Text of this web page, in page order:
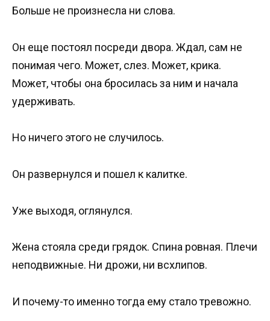
Больше не произнесла ни слова.
Он еще постоял посреди двора. Ждал, сам не
понимая чего. Может, слез. Может, крика.
Может, чтобы она бросилась за ним и начала
удерживать.
Но ничего этого не случилось.
Он развернулся и пошел к калитке.
Уже выходя, оглянулся.
Жена стояла среди грядок. Спина ровная. Плечи
неподвижные. Ни дрожи, ни всхлипов.
И почему-то именно тогда ему стало тревожно.